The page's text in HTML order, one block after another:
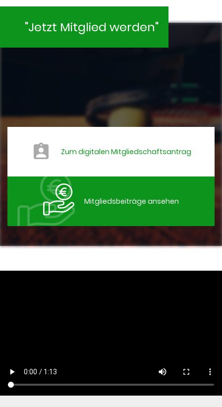
"Jetzt Mitglied werden"
Zum digitalen Mitgliedschaftsantrag
Mitgliedsbeiträge ansehen